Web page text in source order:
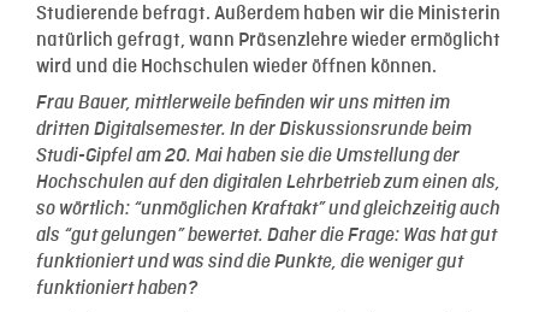
Studierende befragt. Außerdem haben wir die Ministerin
natürlich gefragt, wann Präsenzlehre wieder ermöglicht
wird und die Hochschulen wieder öffnen können.
Frau Bauer, mittlerweile befinden wir uns mitten im
dritten Digitalsemester. In der Diskussionsrunde beim
Studi-Gipfel am 20. Mai haben sie die Umstellung der
Hochschulen auf den digitalen Lehrbetrieb zum einen als,
so wörtlich: “unmöglichen Kraftakt” und gleichzeitig auch
als “gut gelungen” bewertet. Daher die Frage: Was hat gut
funktioniert und was sind die Punkte, die weniger gut
funktioniert haben?